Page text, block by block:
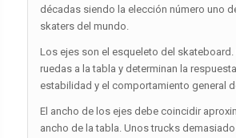
décadas siendo la elección número uno
skaters del mundo.
Los ejes son el esqueleto del skateboard.
ruedas a la tabla y determinan la
estabilidad y el comportamiento general
El ancho de los ejes debe coincidir
ancho de la tabla. Unos trucks